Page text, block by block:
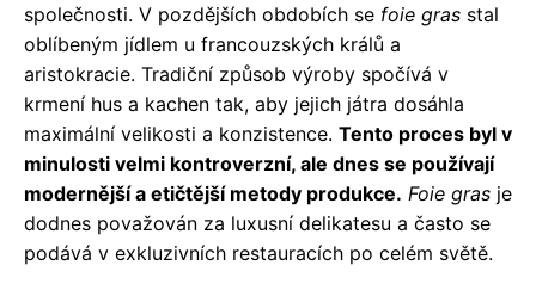
společnosti. V pozdějších obdobích se foie gras stal
oblíbeným jídlem u francouzských králů a
aristokracie. Tradiční způsob výroby spočívá v
krmení hus a kachen tak, aby jejich játra dosáhla
maximální velikosti a konzistence. Tento proces byl v
minulosti velmi kontroverzní, ale dnes se používají
modernější a etičtější metody produkce. Foie gras je
dodnes považován za luxusní delikatesu a často se
podává v exkluzivních restauracích po celém světě.